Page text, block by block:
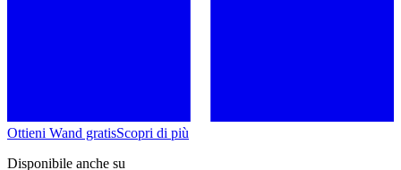
Ottieni Wand gratisScopri di più
Disponibile anche su